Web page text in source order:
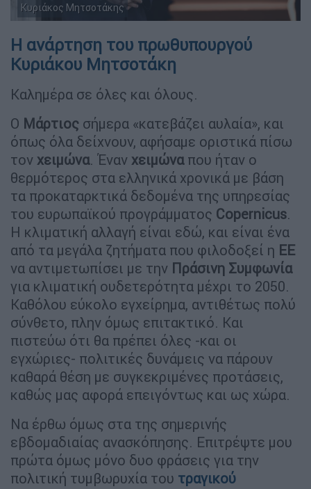
Κυριάκος Μητσοτάκης
Η ανάρτηση του πρωθυπουργού
Κυριάκου Μητσοτάκη
Καλημέρα σε όλες και όλους.
Ο Μάρτιος σήμερα «κατεβάζει αυλαία», και
όπως όλα δείχνουν, αφήσαμε οριστικά πίσω
τον χειμώνα. Έναν χειμώναπου ήταν ο
θερμότερος στα ελληνικά χρονικά με βάση
τα προκαταρκτικά δεδομένα της υπηρεσίας
του ευρωπαϊκού προγράμματος Copernicus.
Η κλιματική αλλαγή είναι εδώ, και είναι ένα
από τα μεγάλα ζητήματα που φιλοδοξεί η ΕΕ
να αντιμετωπίσει με την Πράσινη Συμφωνία
για κλιματική ουδετερότητα μέχρι το 2050.
Καθόλου εύκολο εγχείρημα, αντιθέτως πολύ
σύνθετο, πλην όμως επιτακτικό. Και
πιστεύω ότι θα πρέπει όλες -και οι
εγχώριες- πολιτικές δυνάμεις να πάρουν
καθαρά θέση με συγκεκριμένες προτάσεις,
καθώς μας αφορά επειγόντως και ως χώρα.
Να έρθω όμως στα της σημερινής
εβδομαδιαίας ανασκόπησης. Επιτρέψτε μου
πρώτα όμως μόνο δυο φράσεις για την
πολιτική τυμβωρυχία του τραγικού